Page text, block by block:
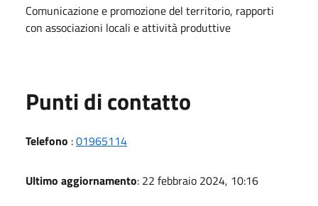
Comunicazione e promozione del territorio, rapporti
con associazioni locali e attività produttive
Punti di contatto
Telefono :01965114
Ultimo aggiornamento: 22 febbraio 2024, 10:16